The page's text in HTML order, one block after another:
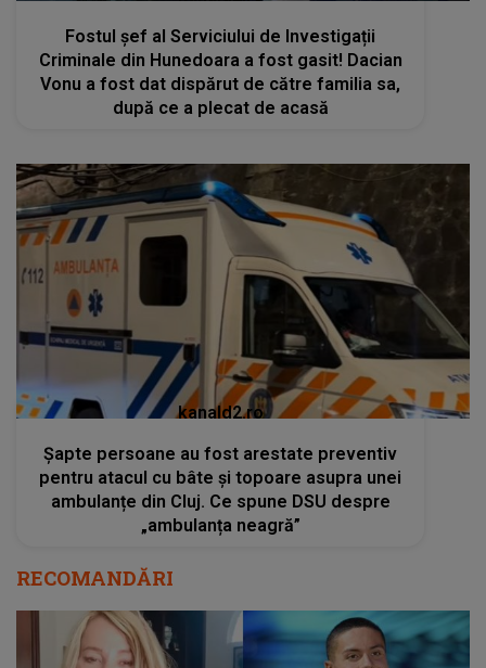
Fostul șef al Serviciului de Investigații
Criminale din Hunedoara a fost gasit! Dacian
Vonu a fost dat dispărut de către familia sa,
după ce a plecat de acasă
kanald2.ro
Șapte persoane au fost arestate preventiv
pentru atacul cu bâte și topoare asupra unei
ambulanțe din Cluj. Ce spune DSU despre
„ambulanța neagră”
RECOMANDĂRI